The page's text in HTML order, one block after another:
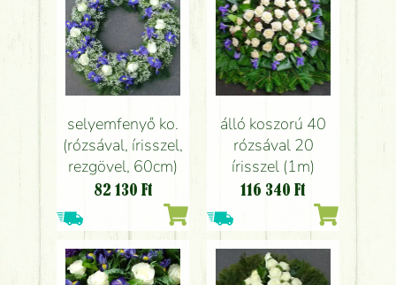
selyemfenyő ko.
(rózsával, írisszel,
rezgövel, 60cm)
82 130 Ft
álló koszorú 40
rózsával 20
írisszel (1m)
116 340 Ft